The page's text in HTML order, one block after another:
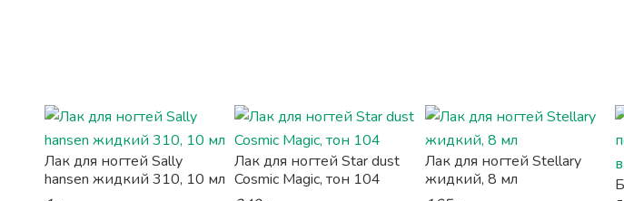
Лак для ногтей Sally
hansen жидкий 310, 10 мл
Лак для ногтей Star dust
Cosmic Magic, тон 104
Лак для ногтей Stellary
жидкий, 8 мл